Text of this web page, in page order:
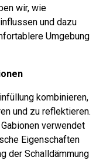
wir, wie
und dazu
Umgebung
kombinieren,
und zu reflektieren.
verwendet
Eigenschaften
der Schalldämmung